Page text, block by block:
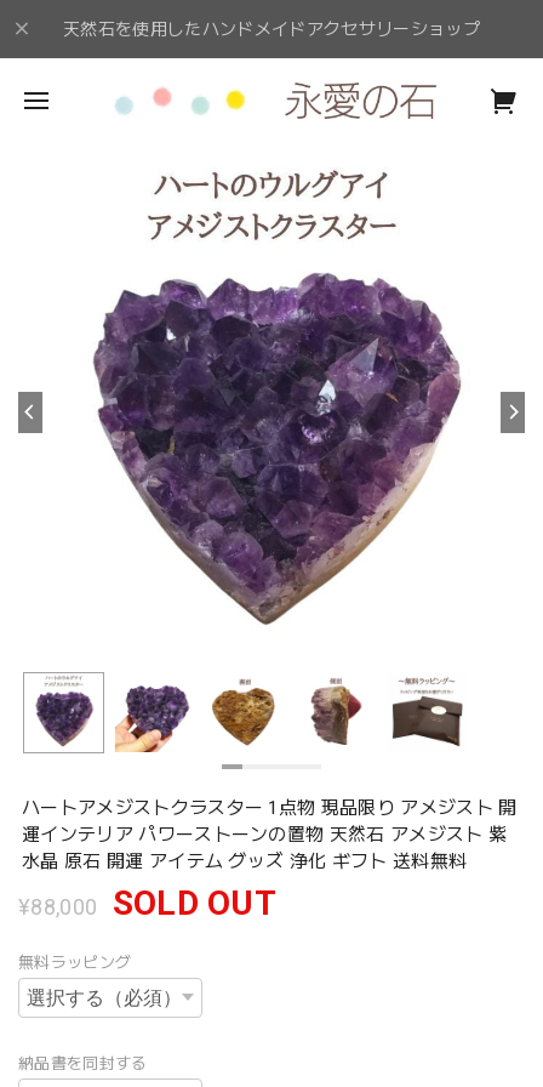
天然石を使用したハンドメイドアクセサリーショップ
ハートアメジストクラスター 1点物 現品限り アメジスト 開
運インテリア パワーストーンの置物 天然石 アメジスト 紫
水晶 原石 開運 アイテム グッズ 浄化 ギフト 送料無料
¥88,000 SOLD OUT
無料ラッピング
納品書を同封する